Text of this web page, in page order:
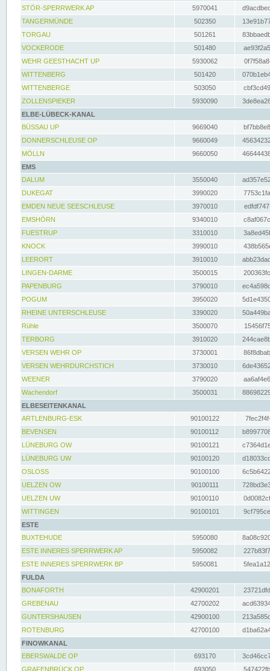
STÖR-SPERRWERK AP 5970041
TANGERMÜNDE
502350
TORGAU
501261
VOCKERODE
501480
WEHR GEESTHACHT UP
5930062
WITTENBERG
501420
WITTENBERGE
503050
ZOLLENSPIEKER
5930090
ELBE-LÜBECK-KANAL
BÜSSAU UP
9669040
DONNERSCHLEUSE OP
9660049
MÖLLN
9660050
EMS
DALUM
3550040
DUKEGAT
3990020
EMDEN NEUE SEESCHLEUSE
3970010
EMSHÖRN
9340010
FUESTRUP
3310010
KNOCK
3990010
LEERORT
3910010
LINGEN-DARME
3500015
PAPENBURG
3790010
POGUM
3950020
RHEINE UNTERSCHLEUSE
3390020
Rühle
3500070
TERBORG
3910020
VERSEN WEHR OP
3730001
VERSEN WEHRDURCHSTICH
3730010
WEENER
3790020
Wachendorf
3500031
ELBESEITENKANAL
ARTLENBURG-ESK
90100122
BEVENSEN
90100112
LÜNEBURG OW
90100121
LÜNEBURG UW
90100120
OSLOSS
90100100
UELZEN OW
90100111
UELZEN UW
90100110
WITTINGEN
90100101
ESTE
BUXTEHUDE
5950080
ESTE INNERES SPERRWERK AP
5950082
ESTE INNERES SPERRWERK BP
5950081
FULDA
BONAFORTH
42900201
GREBENAU
42700202
GUNTERSHAUSEN
42900100
ROTENBURG
42700100
FINOWKANAL
EBERSWALDE OP
693170
GRAFENBRÜCK OP
693050